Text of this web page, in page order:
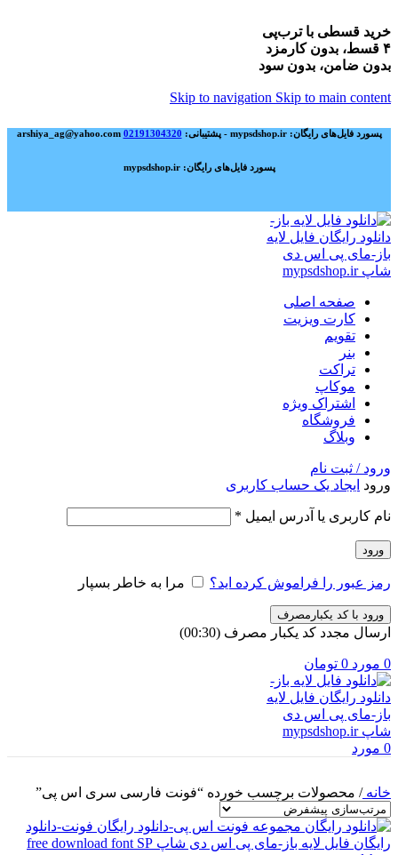
خرید قسطی با ترب‌پی
۴ قسط، بدون کارمزد
بدون ضامن، بدون سود
Skip to navigation Skip to main content
پسورد فایل‌های رایگان: mypsdshop.ir - پشتیبانی: arshiya_ag@yahoo.com 02191304320
پسورد فایل‌های رایگان: mypsdshop.ir
صفحه اصلی
کارت ویزیت
تقویم
بنر
تراکت
موکاپ
اشتراک ویژه
فروشگاه
وبلاگ
ورود / ثبت نام
ورود ایجاد یک حساب کاربری
نام کاربری یا آدرس ایمیل *
ورود
رمز عبور را فراموش کرده اید؟ مرا به خاطر بسپار
ورود با کد یکبارمصرف
ارسال مجدد کد یکبار مصرف (00:
30
)
0 مورد 0 تومان
0 مورد
خانه/ محصولات برچسب خورده “فونت فارسی سری اس پی”